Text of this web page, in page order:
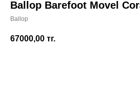
Ballop Barefoot Movel
Ballop
67000,00 тг.